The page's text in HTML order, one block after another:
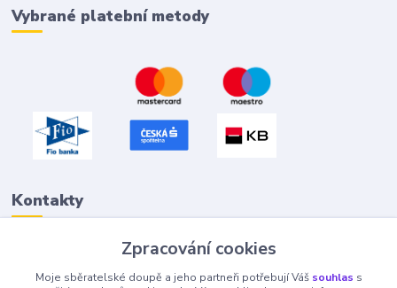
Vybrané platební metody
Kontakty
info@tivan.cz
Zpracování cookies
Moje sběratelské doupě a jeho partneři potřebují Váš souhlas s